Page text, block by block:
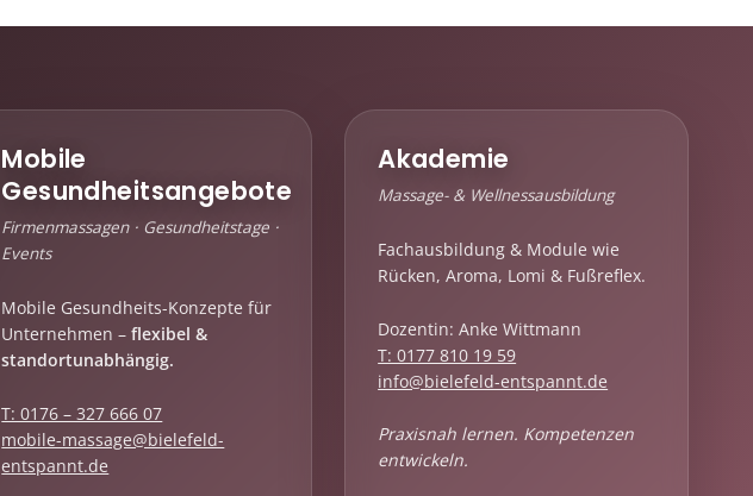
Mobile
Gesundheitsangebote
Firmenmassagen · Gesundheitstage ·
Events
Mobile Gesundheits-Konzepte für
Unternehmen –flexibel &
standortunabhängig.
T: 0176 – 327 666 07
mobile-massage@bielefeld-
entspannt.de
Akademie
Massage- & Wellnessausbildung
Fachausbildung & Module wie
Rücken, Aroma, Lomi & Fußreflex.
Dozentin: Anke Wittmann
T: 0177 810 19 59
info@bielefeld-entspannt.de
Praxisnah lernen. Kompetenzen
entwickeln.